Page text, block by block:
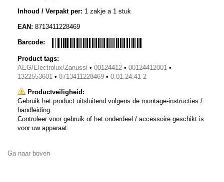
Inhoud / Verpakt per: 1 zakje a 1 stuk
EAN: 8713411228469
Barcode:
Product tags:
AEG/Electrolux/Zanussi • 00124412 • 00124412001 •
1322553601 • 8713411228469 • 0.01.24.41-2
Productveiligheid:
Gebruik het product uitsluitend volgens de montage-instructies /
handleiding.
Controleer voor gebruik of het onderdeel / accessoire geschikt is
voor uw apparaat.
Ga naar boven